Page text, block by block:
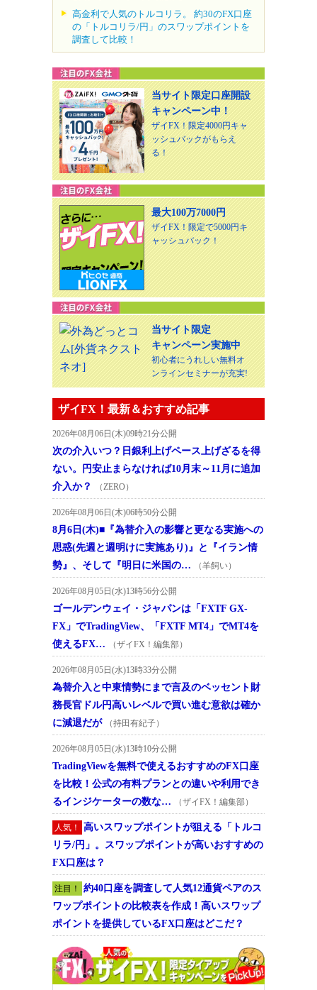
高金利で人気のトルコリラ。 約30のFX口座
の「トルコリラ/円」のスワップポイントを
調査して比較！
当サイト限定口座開設
キャンペーン中！
ザイFX！限定4000円キャ
ッシュバックがもらえ
る！
最大100万7000円
ザイFX！限定で5000円キ
ャッシュバック！
当サイト限定
キャンペーン実施中
初心者にうれしい無料オ
ンラインセミナーが充実!
ザイFX！最新＆おすすめ記事
2026年08月06日(木)09時21分公開
次の介入いつ？日銀利上げペース上げざるを得
ない。円安止まらなければ10月末～11月に追加
介入か？
（ZERO）
2026年08月06日(木)06時50分公開
8月6日(木)■『為替介入の影響と更なる実施への
思惑(先週と週明けに実施あり)』と『イラン情
勢』、そして『明日に米国の…
（羊飼い）
2026年08月05日(水)13時56分公開
ゴールデンウェイ・ジャパンは「FXTF GX-
FX」でTradingView、「FXTF MT4」でMT4を
使えるFX…
（ザイFX！編集部）
2026年08月05日(水)13時33分公開
為替介入と中東情勢にまで言及のベッセント財
務長官ドル円高いレベルで買い進む意欲は確か
に減退だが
（持田有紀子）
2026年08月05日(水)13時10分公開
TradingViewを無料で使えるおすすめのFX口座
を比較！公式の有料プランとの違いや利用でき
るインジケーターの数な…
（ザイFX！編集部）
人気！
高いスワップポイントが狙える「トルコ
リラ/円」。スワップポイントが高いおすすめの
FX口座は？
注目！
約40口座を調査して人気12通貨ペアのス
ワップポイントの比較表を作成！高いスワップ
ポイントを提供しているFX口座はどこだ？